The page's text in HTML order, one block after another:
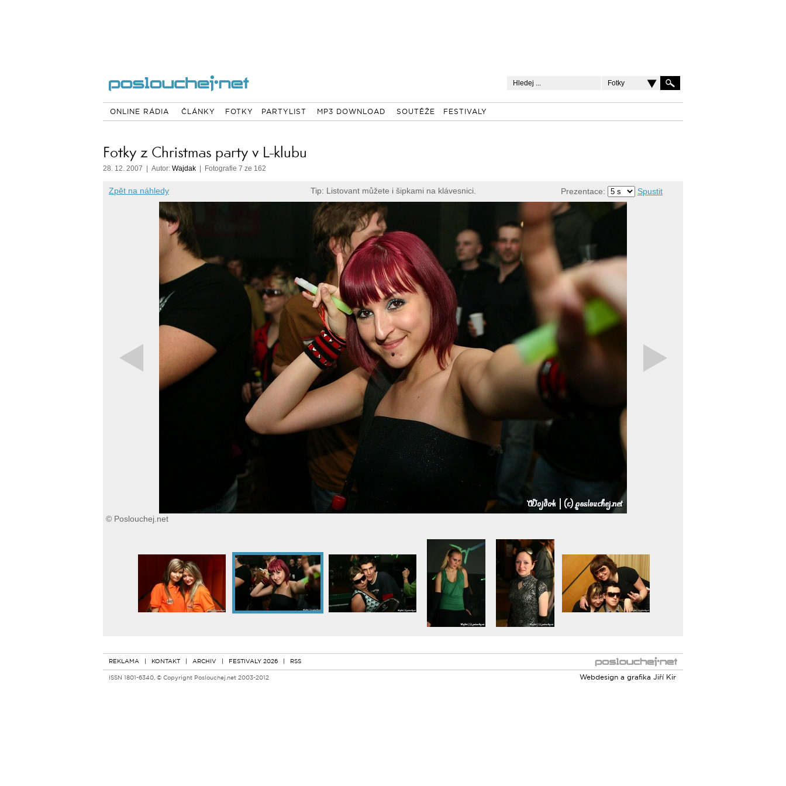
Fotky
ONLINE RÁDIA ČLÁNKY FOTKY PARTYLIST MP3 DOWNLOAD SOUTĚŽE FESTIVALY
Fotky z Christmas party v L-klubu
28. 12. 2007 | Autor: Wajdak | Fotografie 7 ze 162
Zpět na náhledy Tip: Listovant můžete i šipkami na klávesnici. Prezentace: Spustit
© Poslouchej.net
REKLAMA | KONTAKT | ARCHIV | FESTIVALY 2026 | RSS
ISSN 1801-6340, © Copyright Poslouchej.net 2003-2012
Webdesign a grafika Jiří Kir